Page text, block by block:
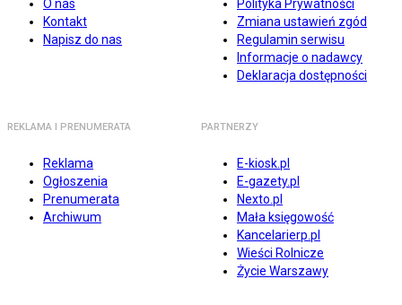
O nas
Kontakt
Napisz do nas
Polityka Prywatności
Zmiana ustawień zgód
Regulamin serwisu
Informacje o nadawcy
Deklaracja dostępności
REKLAMA I PRENUMERATA
Reklama
Ogłoszenia
Prenumerata
Archiwum
PARTNERZY
E-kiosk.pl
E-gazety.pl
Nexto.pl
Mała księgowość
Kancelarierp.pl
Wieści Rolnicze
Życie Warszawy